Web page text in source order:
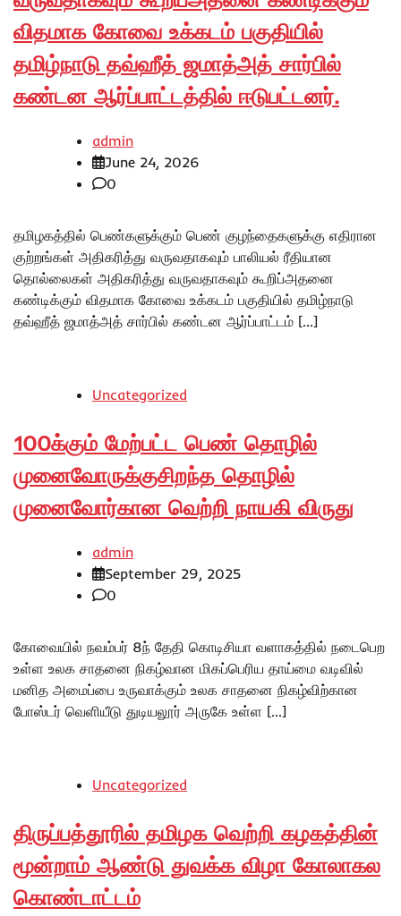
விதமாக கோவை உக்கடம் பகுதியில்
தமிழ்நாடு தவ்ஹீத் ஜமாத்அத் சார்பில்
கண்டன ஆர்ப்பாட்டத்தில் ஈடுபட்டனர்.
admin
June 24, 2026
0
தமிழகத்தில் பெண்களுக்கும் பெண் குழந்தைகளுக்கு எதிரான
குற்றங்கள் அதிகரித்து வருவதாகவும் பாலியல் ரீதியான
தொல்லைகள் அதிகரித்து வருவதாகவும் கூறிப்அதனை
கண்டிக்கும் விதமாக கோவை உக்கடம் பகுதியில் தமிழ்நாடு
தவ்ஹீத் ஜமாத்அத் சார்பில் கண்டன ஆர்ப்பாட்டம் […]
Uncategorized
100க்கும் மேற்பட்ட பெண் தொழில்
முனைவோருக்குசிறந்த தொழில்
முனைவோர்கான வெற்றி நாயகி விருது
admin
September 29, 2025
0
கோவையில் நவம்பர் 8ந் தேதி கொடிசியா வளாகத்தில் நடைபெற
உள்ள உலக சாதனை நிகழ்வான மிகப்பெரிய தாய்மை வடிவில்
மனித அமைப்பை உருவாக்கும் உலக சாதனை நிகழ்விற்கான
போஸ்டர் வெளியீடு துடியலூர் அருகே உள்ள […]
Uncategorized
திருப்பத்தூரில் தமிழக வெற்றி கழகத்தின்
மூன்றாம் ஆண்டு துவக்க விழா கோலாகல
கொண்டாட்டம்